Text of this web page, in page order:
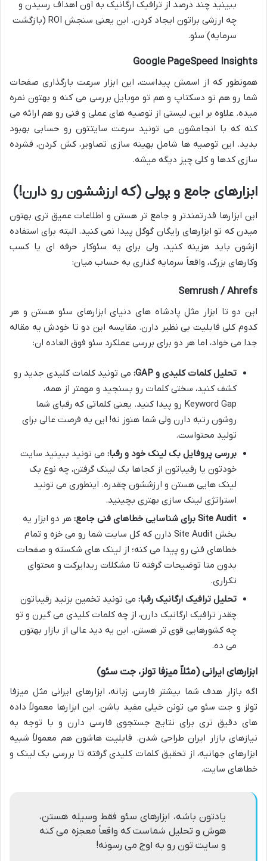
ببینید چند درصد از ترافیک ارگانیک به اون اهداف رسیدن و
چه ارزشی براتون ایجاد کردن. این یعنی سنجش ROI (بازگشت
سرمایه) سئو.
Google PageSpeed Insights
همونطور که از اسمش پیداست، این ابزار سرعت بارگذاری صفحات
شما رو هم تو دسکتاپ و هم تو موبایل بررسی می کنه و بهتون نمره
میده. علاوه بر این، لیستی از توصیه های عملی و فنی رو هم ارائه می
کنه که با انجامشون می تونید سرعت سایتتون رو حسابی بهبود
بدید. این توصیه ها شامل بهینه سازی تصاویر، کش کردن، فشرده
سازی کدها و کلی چیز دیگه میشه.
ابزارهای جامع و پولی (که ارزششون رو دارن!)
این ابزارها قدرتمندتر و جامع تر هستن و اطلاعات عمیق تری بهتون
میدن که تو ابزارهای رایگان گوگل پیدا نمی کنید. البته برای استفاده
ازشون باید هزینه کنید، ولی برای یه سئوکار حرفه ای یا کسب
وکارهای بزرگ، واقعاً سرمایه گذاری به حساب میان:
Semrush / Ahrefs
این دو تا ابزار مثل پادشاه های دنیای ابزارهای سئو هستن و هر
کدوم کلی قابلیت بی نظیر دارن. مقایسه این دو تا خودش یه مقاله
جدا می خواد، اما هر دو برای بررسی عملکرد سئو فوق العاده ان:
تحلیل کلمات کلیدی و GAP:
می تونید کلمات کلیدی جدید رو
کشف کنید، سختی کلمات رو بسنجید و مهمتر از همه،
Keyword Gap رو پیدا کنید. یعنی کلماتی که رقبای شما
روشون رتبه دارن ولی شما هنوز نه! این یه فرصت عالی برای
تولید محتواست.
بررسی پروفایل بک لینک خود و رقبا: می تونید ببینید سایت
خودتون یا رقیباتون از کجاها بک لینک گرفتن، چه نوع بک
لینک هایی هستن و ارزششون چقدره. اینطوری می تونید
استراتژی لینک سازی بهتری بچینید.
Site Audit برای شناسایی خطاهای فنی جامع:
هر دو ابزار یه
بخش Site Audit دارن که کل سایت شما رو می خزه و تمام
خطاهای فنی رو پیدا می کنه؛ از لینک های شکسته و صفحات
بدون متا توضیحات گرفته تا مشکلات ریدایرکت و محتوای
تکراری.
تحلیل ترافیک ارگانیک رقبا: می تونید تخمین بزنید رقیباتون
چقدر ترافیک ارگانیک دارن، از چه کلمات کلیدی می گیرن و تو
چه کشورهایی قوی تر هستن. این یه دید عالی از بازار بهتون
می ده.
ابزارهای ایرانی (مثلاً میزفا تولز، جت سئو)
اگه بازار هدف شما بیشتر فارسی زبانه، ابزارهای ایرانی مثل میزفا
تولز و جت سئو می تونن خیلی مفید باشن. این ابزارها معمولاً داده
های دقیق تری برای نتایج جستجوی فارسی دارن و با توجه به
نیازهای بازار ایران طراحی شدن. قابلیت هاشون هم معمولاً شبیه
ابزارهای جهانیه، از تحقیق کلمات کلیدی گرفته تا بررسی بک لینک و
خطاهای سایت.
یادتون باشه، ابزارهای سئو فقط وسیله هستن،
هوش و تحلیل شماست که واقعاً معجزه می کنه
و سایت تون رو به اوج می رسونه!